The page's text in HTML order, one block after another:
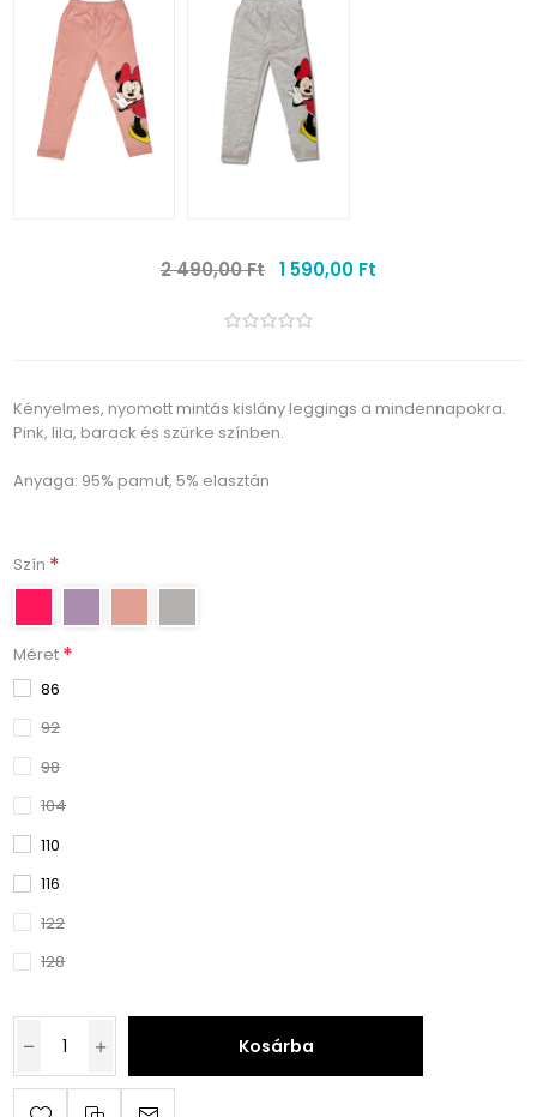
2 490,00 Ft 1 590,00 Ft
Kényelmes, nyomott mintás kislány leggings a mindennapokra.
Pink, lila, barack és szürke színben.
Anyaga: 95% pamut, 5% elasztán
Szín *
Méret *
86
92
98
104
110
116
122
128
Kosárba